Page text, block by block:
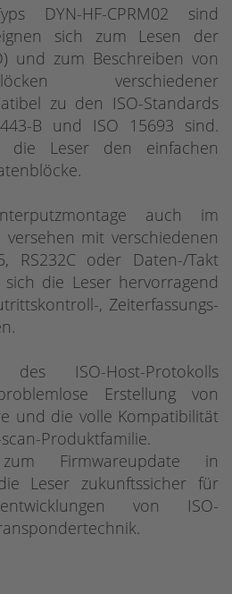
DYN-HF-CPRM02 sind
sich zum Lesen der
und zum Beschreiben von
verschiedener
zu den ISO-Standards
B und ISO 15693 sind.
die Leser den einfachen
auch im
mit verschiedenen
RS232C oder Daten-/Takt
sich die Leser hervorragend
, Zeiterfassungs-
ISO-Host-Protokolls
Erstellung von
und die volle Kompatibilität
Produktfamilie.
Firmwareupdate in
Leser zukunftssicher für
von ISO-